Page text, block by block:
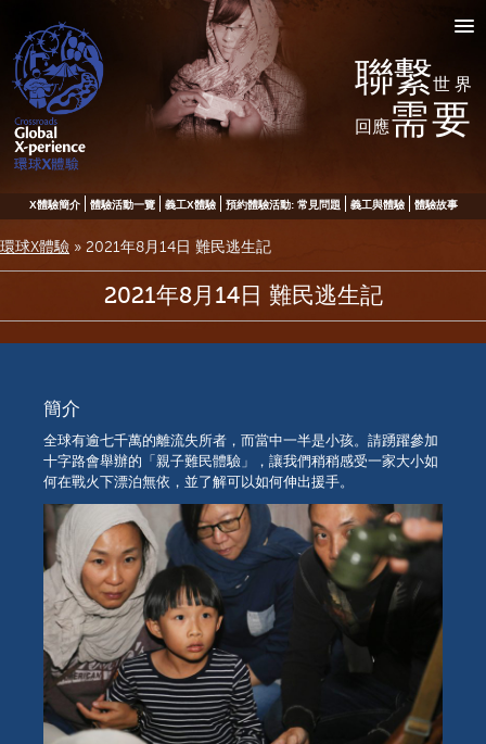
聯繫世界
回應需要
X體驗簡介 體驗活動一覽 義工X體驗 預約體驗活動: 常見問題 義工與體驗 體驗故事
環球X體驗 » 2021年8月14日 難民逃生記
2021年8月14日 難民逃生記
簡介
全球有逾七千萬的離流失所者，而當中一半是小孩。請踴躍參加
十字路會舉辦的「親子難民體驗」，讓我們稍稍感受一家大小如
何在戰火下漂泊無依，並了解可以如何伸出援手。